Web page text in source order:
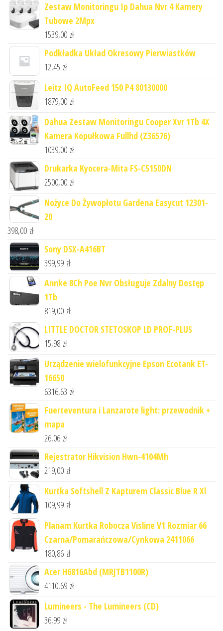
Zestaw Monitoringu Ip Dahua Nvr 4 Kamery
Tubowe 2Mpx
1539,00 zł
Podkładka Układ Okresowy Pierwiastków
12,45 zł
Leitz IQ AutoFeed 150 P4 80130000
1879,00 zł
Dahua Zestaw Monitoringu Cooper Xvr 1Tb 4X
Kamera Kopułkowa Fullhd (Z36576)
1039,00 zł
Drukarka Kyocera-Mita FS-C5150DN
2500,00 zł
Nożyce Do Żywopłotu Gardena Easycut 12301-
20
398,00 zł
Sony DSX-A416BT
399,99 zł
Annke 8Ch Poe Nvr Obsługuje Zdalny Dostęp
1Tb
819,00 zł
LITTLE DOCTOR STETOSKOP LD PROF-PLUS
15,98 zł
Urządzenie wielofunkcyjne Epson Ecotank ET-
16650
6316,63 zł
Fuerteventura i Lanzarote light: przewodnik +
mapa
26,06 zł
Rejestrator Hikvision Hwn-4104Mh
219,00 zł
Kurtka Softshell Z Kapturem Classic Blue R Xl
109,99 zł
Planam Kurtka Robocza Visline V1 Rozmiar 66
Czarna/Pomarańczowa/Cynkowa 2411066
180,86 zł
Acer H6816Abd (MRJTB1100R)
4110,69 zł
Lumineers - The Lumineers (CD)
36,99 zł